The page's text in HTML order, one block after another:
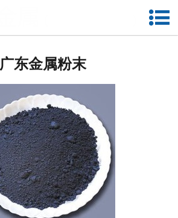
广东雾化球形硅铁粉
广东重介质硅铁
广东硅铝钡钙
广东氮化硅铁
广东金属粉末